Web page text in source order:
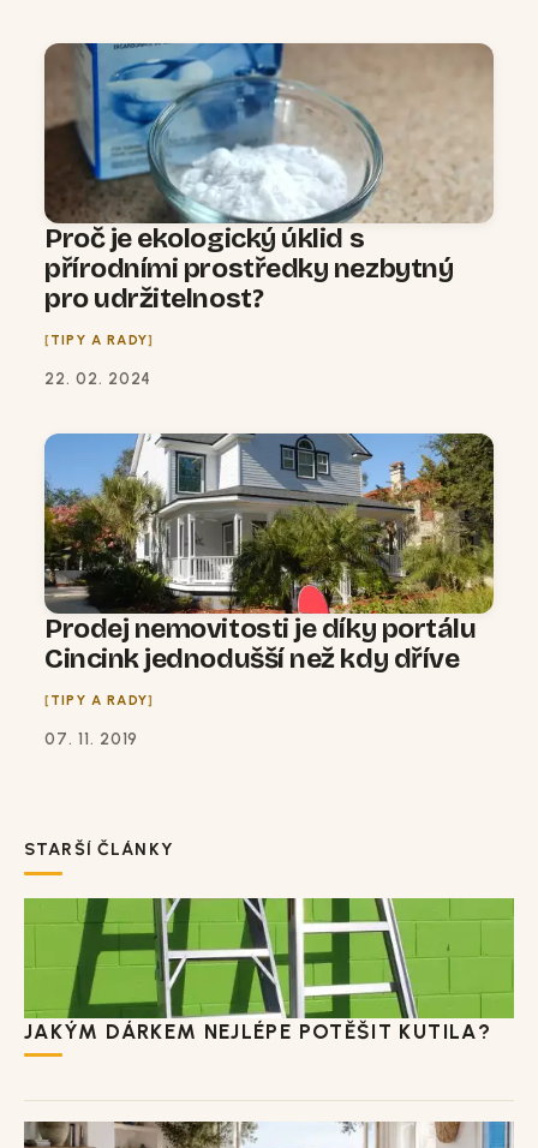
Proč je ekologický úklid s
přírodními prostředky nezbytný
pro udržitelnost?
TIPY A RADY
22. 02. 2024
Prodej nemovitosti je díky portálu
Cincink jednodušší než kdy dříve
TIPY A RADY
07. 11. 2019
STARŠÍ ČLÁNKY
JAKÝM DÁRKEM NEJLÉPE POTĚŠIT KUTILA?